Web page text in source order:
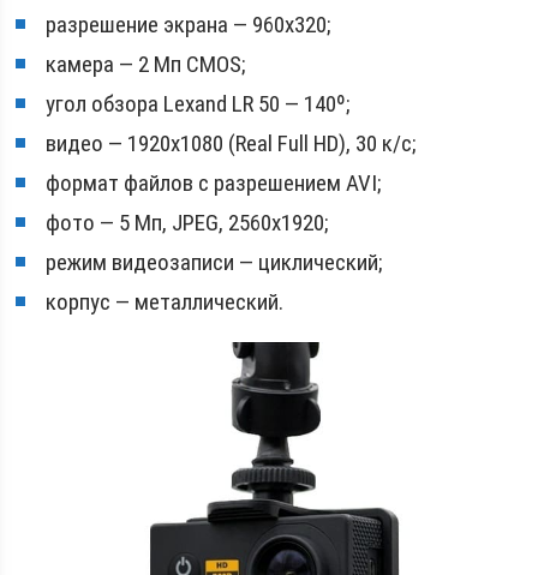
разрешение экрана — 960х320;
камера — 2 Мп CMOS;
угол обзора Lexand LR 50 — 140º;
видео — 1920х1080 (Real Full HD), 30 к/с;
формат файлов с разрешением AVI;
фото — 5 Мп, JPEG, 2560х1920;
режим видеозаписи — циклический;
корпус — металлический.